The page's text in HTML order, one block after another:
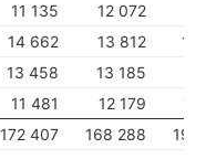
11 135 12 072
14 662 13 812
12
13 458 13 185
11 481 12 179
172 407 168 288 191